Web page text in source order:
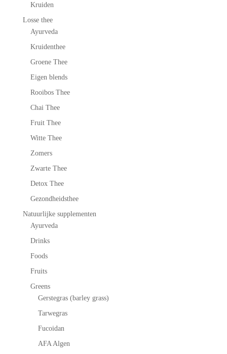
Kruiden
Losse thee
Ayurveda
Kruidenthee
Groene Thee
Eigen blends
Rooibos Thee
Chai Thee
Fruit Thee
Witte Thee
Zomers
Zwarte Thee
Detox Thee
Gezondheidsthee
Natuurlijke supplementen
Ayurveda
Drinks
Foods
Fruits
Greens
Gerstegras (barley grass)
Tarwegras
Fucoidan
AFA Algen